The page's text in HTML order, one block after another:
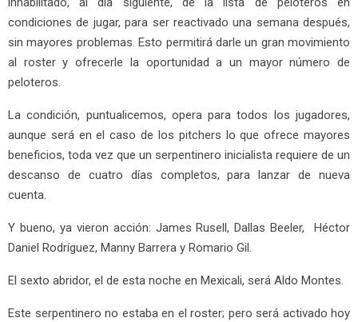
condiciones de jugar, para ser reactivado una semana después,
sin mayores problemas. Esto permitirá darle un gran movimiento
al roster y ofrecerle la oportunidad a un mayor número de
peloteros.
La condición, puntualicemos, opera para todos los jugadores,
aunque será en el caso de los pitchers lo que ofrece mayores
beneficios, toda vez que un serpentinero inicialista requiere de un
descanso de cuatro días completos, para lanzar de nueva
cuenta.
Y bueno, ya vieron acción: James Rusell, Dallas Beeler, Héctor
Daniel Rodríguez, Manny Barrera y Romario Gil.
El sexto abridor, el de esta noche en Mexicali, será Aldo Montes.
Este serpentinero no estaba en el roster; pero será activado hoy